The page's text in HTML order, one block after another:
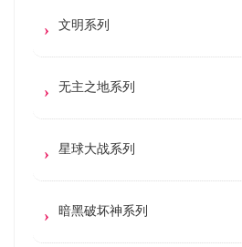
文明系列
无主之地系列
星球大战系列
暗黑破坏神系列